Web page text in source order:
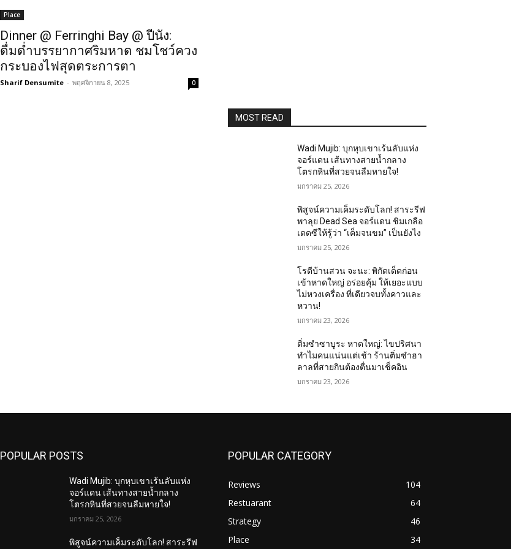
Place
Dinner @ Ferringhi Bay @ ปีนัง:
ดื่มด่ำบรรยากาศริมหาด ชมโชว์ควง
กระบองไฟสุดตระการตา
Sharif Densumite - พฤศจิกายน 8, 2025 0
MOST READ
Wadi Mujib: บุกหุบเขาเร้นลับแห่ง
จอร์แดน เส้นทางสายน้ำกลาง
โตรกหินที่สวยจนลืมหายใจ!
มกราคม 25, 2026
พิสูจน์ความเค็มระดับโลก! สาระรีฟ
พาลุย Dead Sea จอร์แดน ชิมเกลือ
เดดซีให้รู้ว่า “เค็มจนขม” เป็นยังไง
มกราคม 25, 2026
โรตีบ้านสวน จะนะ: พิกัดเด็ดก่อน
เข้าหาดใหญ่ อร่อยคุ้ม ให้เยอะแบบ
ไม่หวงเครื่อง ที่เดียวจบทั้งคาวและ
หวาน!
มกราคม 23, 2026
ติ่มซำซาบูระ หาดใหญ่: ไขปริศนา
ทำไมคนแน่นแต่เช้า ร้านติ่มซำฮา
ลาลที่สายกินต้องตื่นมาเช็คอิน
มกราคม 23, 2026
POPULAR POSTS
Wadi Mujib: บุกหุบเขาเร้นลับแห่ง
จอร์แดน เส้นทางสายน้ำกลาง
โตรกหินที่สวยจนลืมหายใจ!
มกราคม 25, 2026
พิสูจน์ความเค็มระดับโลก! สาระรีฟ
POPULAR CATEGORY
Reviews
104
Restuarant
64
Strategy
46
Place
34